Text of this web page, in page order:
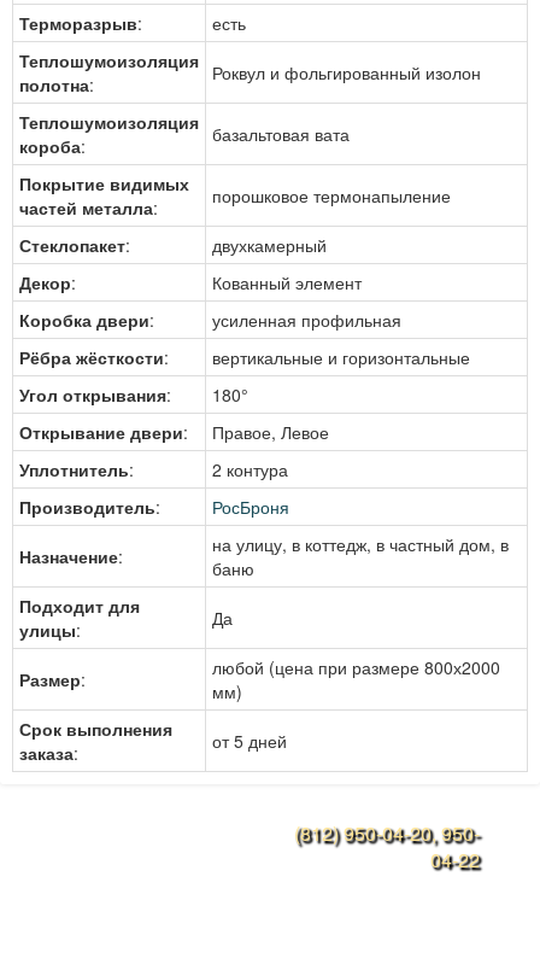
Терморазрыв:
есть
Теплошумоизоляция
полотна: Роквул и фольгированный изолон
Теплошумоизоляция
короба: базальтовая вата
Покрытие видимых
частей металла: порошковое термонапыление
Стеклопакет:
двухкамерный
Декор:
Кованный элемент
Коробка двери:
усиленная профильная
Рёбра жёсткости:
вертикальные и горизонтальные
Угол открывания:
180°
Открывание двери:
Правое, Левое
Уплотнитель:
2 контура
Производитель: РосБроня
Назначение:
на улицу, в коттедж, в частный дом, в
баню
Подходит для
улицы: Да
Размер:
любой (цена при размере 800х2000
мм)
Срок выполнения
заказа: от 5 дней
(812) 950-04-20, 950-
04-22